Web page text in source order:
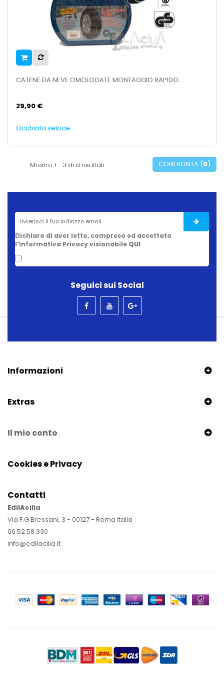
CATENE DA NEVE OMOLOGATE MONTAGGIO RAPIDO...
29,90 €
Occhiata veloce
Mostro 1 - 3 di d risultati CONFRONTA (0)
Dichiaro di aver letto, compreso ed accettato
l'Informativa Privacy visionabile QUI
Seguici sui Social
Informazioni
Extras
Il mio conto
Cookies e Privacy
Contatti
EdilAcilia
Via F.G.Bressani, 3 - 00127 - Roma Italia
06.52.58.330
info@edilacilia.it